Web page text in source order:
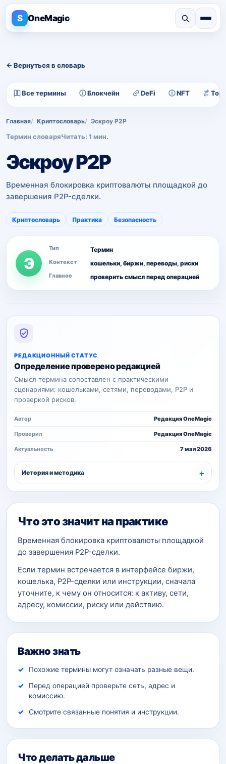
S OneMagic
← Вернуться в словарь
Все термины Блокчейн DeFi NFT
Главная Криптословарь Эскроу P2P
Термин словаряЧитать: 1 мин.
Эскроу P2P
Временная блокировка криптовалюты площадкой до
завершения P2P-сделки.
Криптословарь Практика Безопасность
Э
Тип Термин
Контекст кошельки, биржи, переводы, риски
Главное проверить смысл перед операцией
РЕДАКЦИОННЫЙ СТАТУС
Определение проверено редакцией
Смысл термина сопоставлен с практическими
сценариями: кошельками, сетями, переводами, P2P и
проверкой рисков.
Автор Редакция OneMagic
Проверил Редакция OneMagic
Актуальность 7 мая 2026
История и методика
Что это значит на практике
Временная блокировка криптовалюты площадкой
до завершения P2P-сделки.
Если термин встречается в интерфейсе биржи,
кошелька, P2P-сделки или инструкции, сначала
уточните, к чему он относится: к активу, сети,
адресу, комиссии, риску или действию.
Важно знать
Похожие термины могут означать разные вещи.
Перед операцией проверьте сеть, адрес и
комиссию.
Смотрите связанные понятия и инструкции.
Что делать дальше